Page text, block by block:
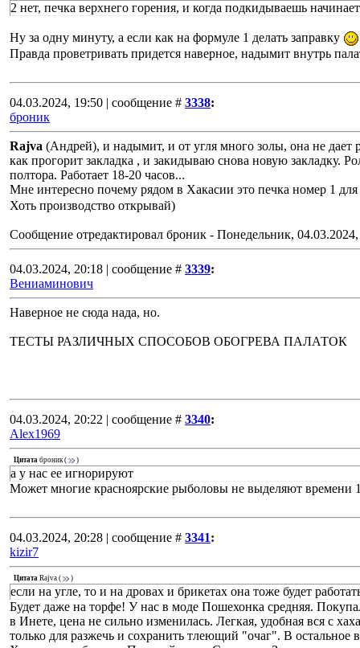
2 нет, печка верхнего горения, и когда подкидываешь
Ну за одну минуту, а если как на формуле 1 делать заправку
Правда проветривать придется наверное, надымит внутрь
04.03.2024, 19:50 | сообщение # 3338:
броник
Rajva (Андрей), и надымит, и от угля много золы, она не дает
как прогорит закладка , и закидываю снова новую закладку.
полтора. Работает 18-20 часов...
Мне интересно почему рядом в Хакасии это печка номер 1
Хоть производство открывай)
Сообщение отредактировал броник - Понедельник,
04.03.2024, 20:18 | сообщение # 3339:
Вениаминович
Наверное не сюда нада, но.
ТЕСТЫ РАЗЛИЧНЫХ СПОСОБОВ ОБОГРЕВА ПАЛАТОК
04.03.2024, 20:22 | сообщение # 3340:
Alex1969
Цитата броник( )
а у нас ее игнорируют
Может многие красноярские рыболовы не выделяют времени
04.03.2024, 20:28 | сообщение # 3341:
kizir7
Цитата Rajva ( )
если на угле, то и на дровах и брикетах она тоже будет
Будет даже на торфе! У нас в моде Пошехонка средняя.
в Инете, цена не сильно изменилась. Легкая, удобная вся с
только для разжечь и сохранить тлеющий "очаг". В